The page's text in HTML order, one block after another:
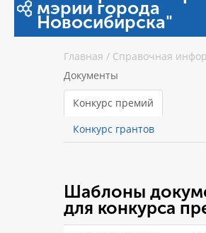
мэрии города
Новосибирска"
Главная / Справочная
Документы
Конкурс премий
Конкурс грантов
Шаблоны
для конкурса